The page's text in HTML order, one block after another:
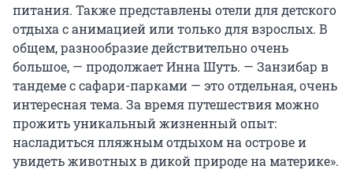
питания. Также представлены отели для детского
отдыха с анимацией или только для взрослых. В
общем, разнообразие действительно очень
большое, — продолжает Инна Шуть. — Занзибар в
тандеме с сафари-парками — это отдельная, очень
интересная тема. За время путешествия можно
прожить уникальный жизненный опыт:
насладиться пляжным отдыхом на острове и
увидеть животных в дикой природе на материке».